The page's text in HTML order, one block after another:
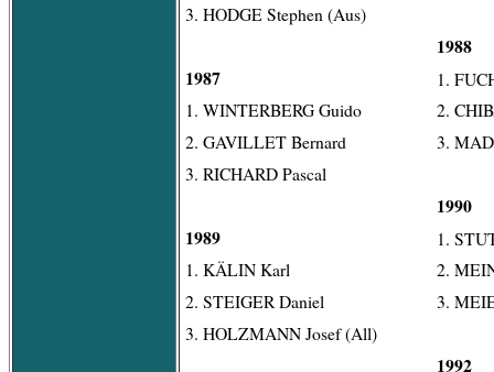
3. HODGE Stephen (Aus)
1987
1. WINTERBERG Guido
2. GAVILLET Bernard
3. RICHARD Pascal
1989
1. KÄLIN Karl
2. STEIGER Daniel
3. HOLZMANN Josef (All)
1988
1.
2.
3.
1990
1.
2.
3.
1992